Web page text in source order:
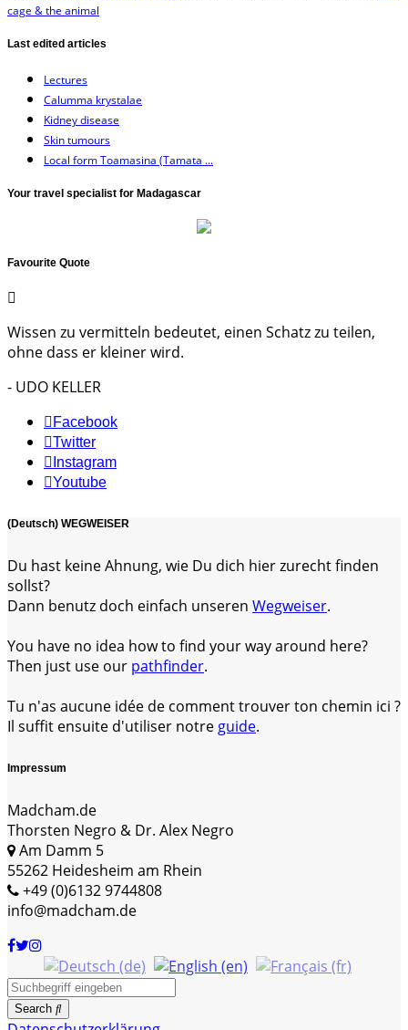
cage & the animal
Last edited articles
Lectures
Calumma krystalae
Kidney disease
Skin tumours
Local form Toamasina (Tamata ...
Your travel specialist for Madagascar
Favourite Quote
Wissen zu vermitteln bedeutet, einen Schatz zu teilen,
ohne dass er kleiner wird.
- UDO KELLER
Facebook
Twitter
Instagram
Youtube
(Deutsch) WEGWEISER
Du hast keine Ahnung, wie Du dich hier zurecht finden
sollst?
Dann benutz doch einfach unseren Wegweiser.
You have no idea how to find your way around here?
Then just use our pathfinder.
Tu n'as aucune idée de comment trouver ton chemin ici ?
Il suffit ensuite d'utiliser notre guide.
Impressum
Madcham.de
Thorsten Negro & Dr. Alex Negro
Am Damm 5
55262 Heidesheim am Rhein
+49 (0)6132 9744808
info@madcham.de
Search